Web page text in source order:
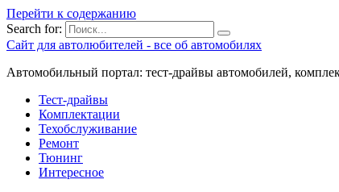
Перейти к содержанию
Search for:
Сайт для автолюбителей - все об автомобилях
Автомобильный портал: тест-драйвы автомобилей,
Тест-драйвы
Комплектации
Техобслуживание
Ремонт
Тюнинг
Интересное